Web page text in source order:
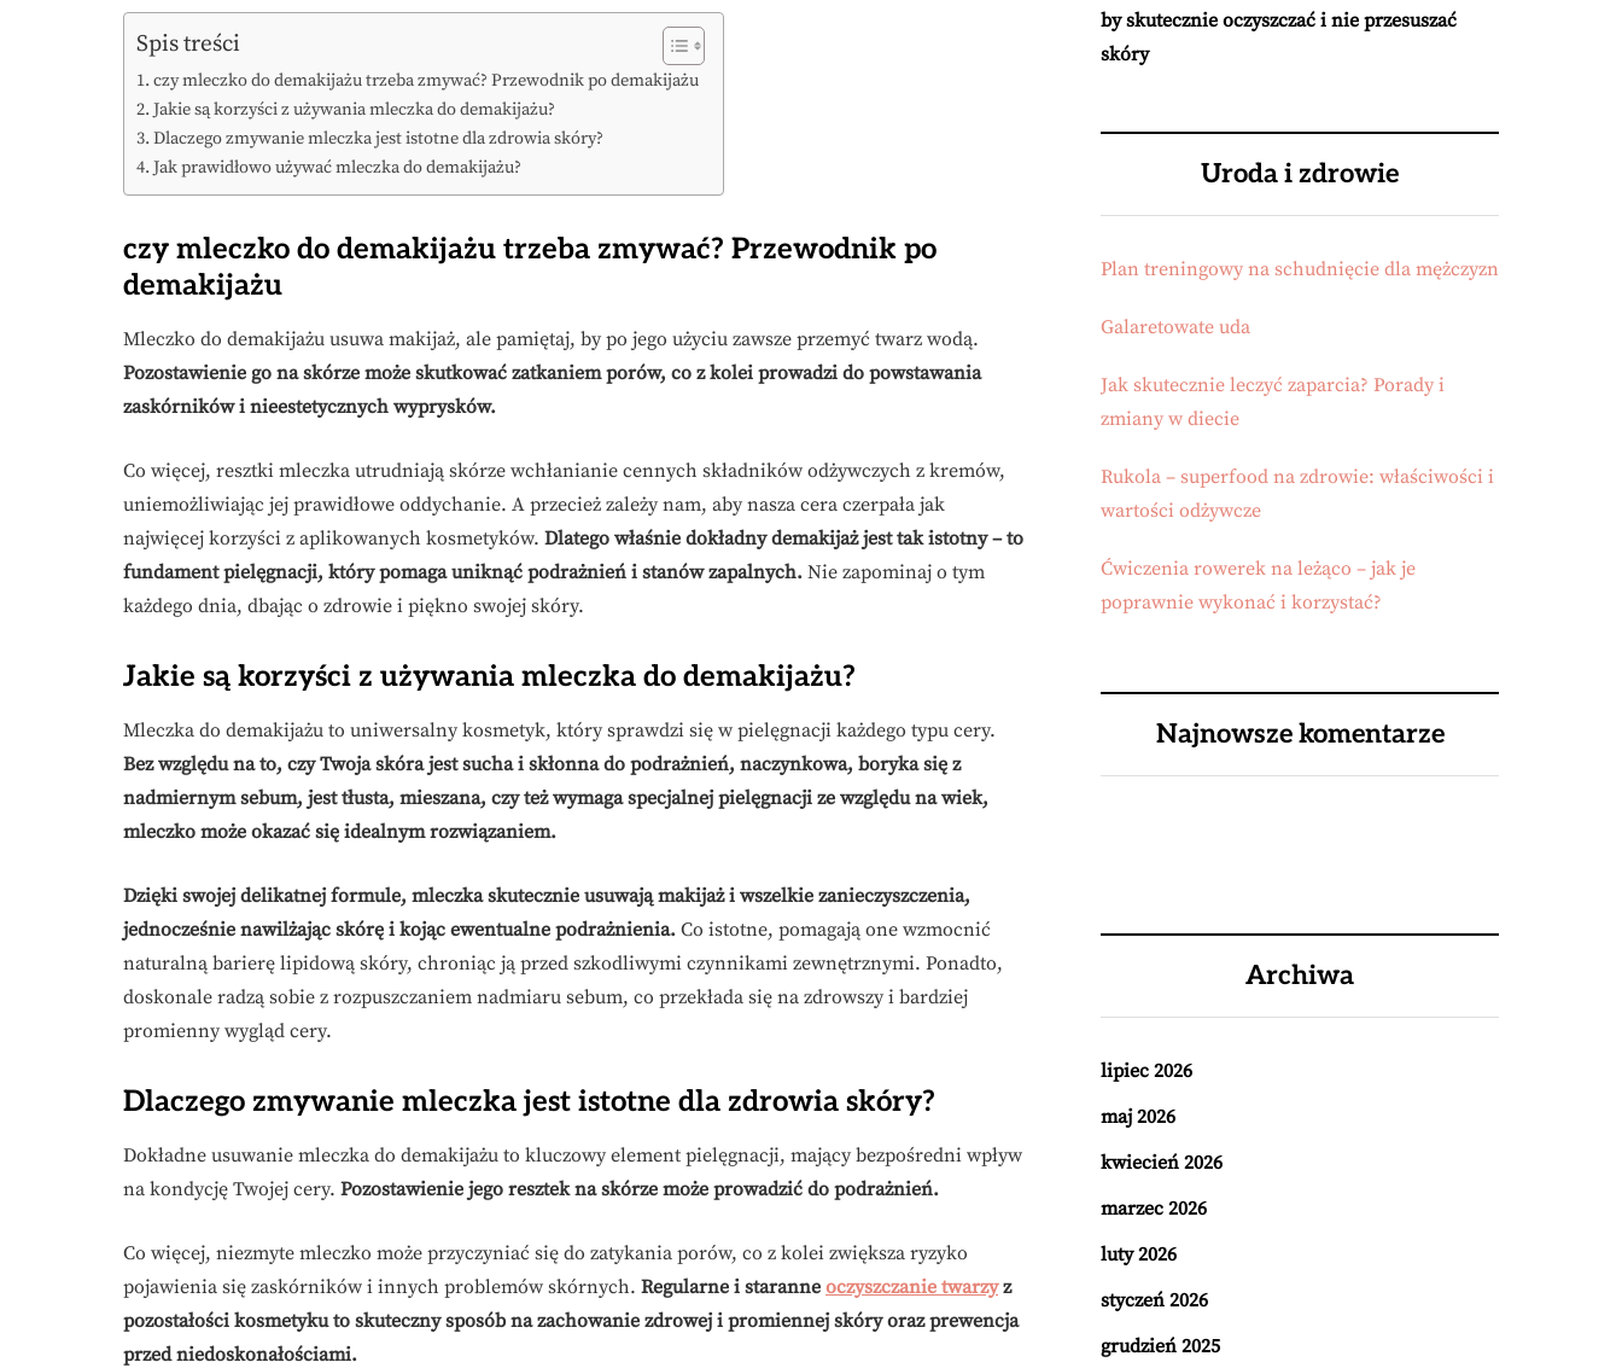
Spis treści
czy mleczko do demakijażu trzeba zmywać? Przewodnik po demakijażu
Jakie są korzyści z używania mleczka do demakijażu?
Dlaczego zmywanie mleczka jest istotne dla zdrowia skóry?
Jak prawidłowo używać mleczka do demakijażu?
czy mleczko do demakijażu trzeba zmywać? Przewodnik po
demakijażu
Mleczko do demakijażu usuwa makijaż, ale pamiętaj, by po jego użyciu zawsze przemyć twarz wodą.
Pozostawienie go na skórze może skutkować zatkaniem porów, co z kolei prowadzi do powstawania
zaskórników i nieestetycznych wyprysków.
Co więcej, resztki mleczka utrudniają skórze wchłanianie cennych składników odżywczych z kremów,
uniemożliwiając jej prawidłowe oddychanie. A przecież zależy nam, aby nasza cera czerpała jak
najwięcej korzyści z aplikowanych kosmetyków. Dlatego właśnie dokładny demakijaż jest tak istotny – to
fundament pielęgnacji, który pomaga uniknąć podrażnień i stanów zapalnych. Nie zapominaj o tym
każdego dnia, dbając o zdrowie i piękno swojej skóry.
Jakie są korzyści z używania mleczka do demakijażu?
Mleczka do demakijażu to uniwersalny kosmetyk, który sprawdzi się w pielęgnacji każdego typu cery.
Bez względu na to, czy Twoja skóra jest sucha i skłonna do podrażnień, naczynkowa, boryka się z
nadmiernym sebum, jest tłusta, mieszana, czy też wymaga specjalnej pielęgnacji ze względu na wiek,
mleczko może okazać się idealnym rozwiązaniem.
Dzięki swojej delikatnej formule, mleczka skutecznie usuwają makijaż i wszelkie zanieczyszczenia,
jednocześnie nawilżając skórę i kojąc ewentualne podrażnienia. Co istotne, pomagają one wzmocnić
naturalną barierę lipidową skóry, chroniąc ją przed szkodliwymi czynnikami zewnętrznymi. Ponadto,
doskonale radzą sobie z rozpuszczaniem nadmiaru sebum, co przekłada się na zdrowszy i bardziej
promienny wygląd cery.
Dlaczego zmywanie mleczka jest istotne dla zdrowia skóry?
Dokładne usuwanie mleczka do demakijażu to kluczowy element pielęgnacji, mający bezpośredni wpływ
na kondycję Twojej cery. Pozostawienie jego resztek na skórze może prowadzić do podrażnień.
Co więcej, niezmyte mleczko może przyczyniać się do zatykania porów, co z kolei zwiększa ryzyko
pojawienia się zaskórników i innych problemów skórnych. Regularne i staranne oczyszczanie twarzyz
pozostałości kosmetyku to skuteczny sposób na zachowanie zdrowej i promiennej skóry oraz prewencja
przed niedoskonałościami.
by skutecznie oczyszczać i nie przesuszać
skóry
Uroda i zdrowie
Plan treningowy na schudnięcie dla mężczyzn
Galaretowate uda
Jak skutecznie leczyć zaparcia? Porady i
zmiany w diecie
Rukola – superfood na zdrowie: właściwości i
wartości odżywcze
Ćwiczenia rowerek na leżąco – jak je
poprawnie wykonać i korzystać?
Najnowsze komentarze
Archiwa
lipiec 2026
maj 2026
kwiecień 2026
marzec 2026
luty 2026
styczeń 2026
grudzień 2025